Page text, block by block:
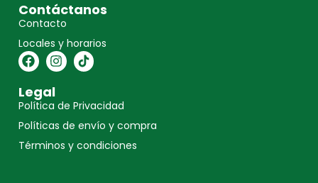
Contáctanos
Contacto
Locales y horarios
Legal
Política de Privacidad
Políticas de envío y compra
Términos y condiciones